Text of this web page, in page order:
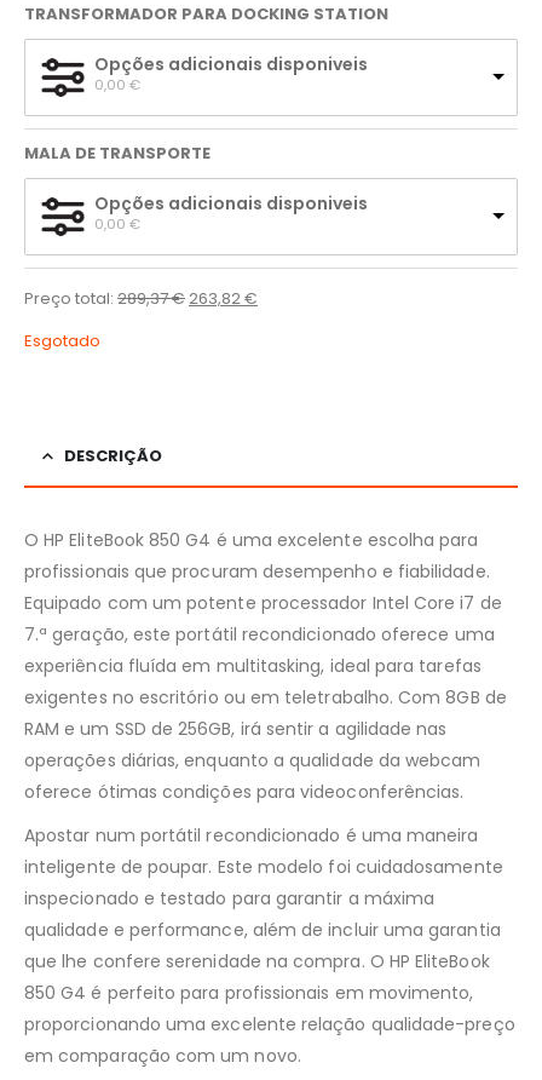
TRANSFORMADOR PARA DOCKING STATION
Opções adicionais disponiveis
0,00 €
MALA DE TRANSPORTE
Opções adicionais disponiveis
0,00 €
Preço total: 289,37€263,82€
Esgotado
DESCRIÇÃO
O HP EliteBook 850 G4 é uma excelente escolha para
profissionais que procuram desempenho e fiabilidade.
Equipado com um potente processador Intel Core i7 de
7.ª geração, este portátil recondicionado oferece uma
experiência fluída em multitasking, ideal para tarefas
exigentes no escritório ou em teletrabalho. Com 8GB de
RAM e um SSD de 256GB, irá sentir a agilidade nas
operações diárias, enquanto a qualidade da webcam
oferece ótimas condições para videoconferências.
Apostar num portátil recondicionado é uma maneira
inteligente de poupar. Este modelo foi cuidadosamente
inspecionado e testado para garantir a máxima
qualidade e performance, além de incluir uma garantia
que lhe confere serenidade na compra. O HP EliteBook
850 G4 é perfeito para profissionais em movimento,
proporcionando uma excelente relação qualidade-preço
em comparação com um novo.